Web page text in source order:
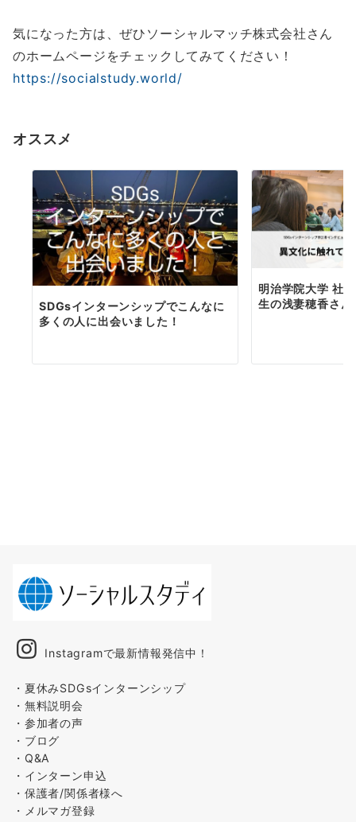
気になった方は、ぜひソーシャルマッチ株式会社さん
のホームページをチェックしてみてください！
https://socialstudy.world/
オススメ
SDGsインターンシップでこんなに
多くの人に出会いました！
明治学院大学 社
生の浅妻穂香さん
Instagramで最新情報発信中！
・夏休みSDGsインターンシップ
・無料説明会
・参加者の声
・ブログ
・Q&A
・インターン申込
・保護者/関係者様へ
・メルマガ登録